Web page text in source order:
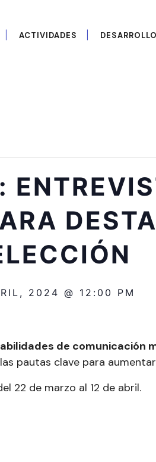
ACTIVIDADES
2024 @ 12:00 PM
de comunicación
pautas clave para
22 de marzo al 12 de abril.